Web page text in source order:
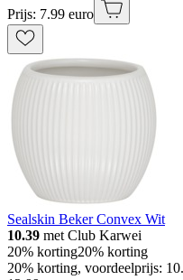
Prijs: 7.99 euro
Sealskin Beker Convex Wit
10.39 met Club Karwei
20% korting20% korting
20% korting, voordeelprijs: